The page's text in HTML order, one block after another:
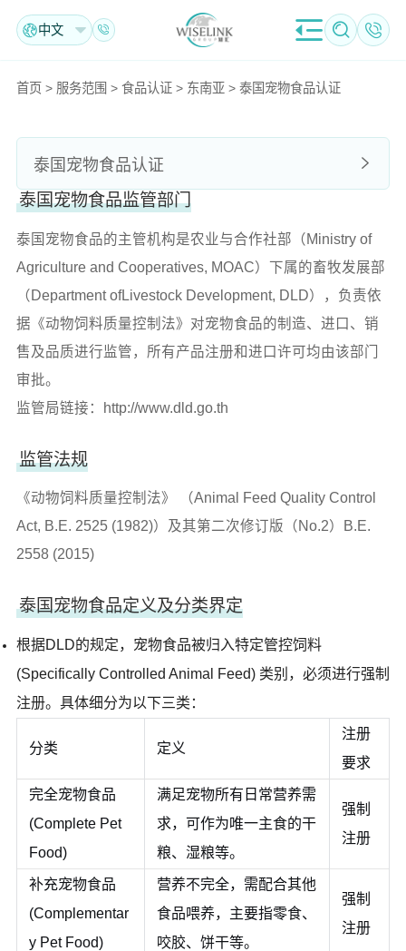
中文
首页 > 服务范围 > 食品认证 > 东南亚 > 泰国宠物食品认证
泰国宠物食品认证
泰国宠物食品监管部门
泰国宠物食品的主管机构是农业与合作社部（Ministry of
Agriculture and Cooperatives, MOAC）下属的畜牧发展部
（Department ofLivestock Development, DLD），负责依
据《动物饲料质量控制法》对宠物食品的制造、进口、销
售及品质进行监管，所有产品注册和进口许可均由该部门
审批。
监管局链接：
http://www.dld.go.th
监管法规
《动物饲料质量控制法》 （Animal Feed Quality Control
Act, B.E. 2525 (1982)）及其第二次修订版（No.2）B.E.
2558 (2015)
泰国宠物食品定义及分类界定
根据DLD的规定，宠物食品被归入特定管控饲料
(Specifically Controlled Animal Feed) 类别，必须进行强制
注册。具体细分为以下三类：
分类 定义
注册
要求
完全宠物食品
(Complete Pet
Food)
满足宠物所有日常营养需
求，可作为唯一主食的干
粮、湿粮等。
强制
注册
补充宠物食品
(Complementar
y Pet Food)
营养不完全，需配合其他
食品喂养，主要指零食、
咬胶、饼干等。
强制
注册